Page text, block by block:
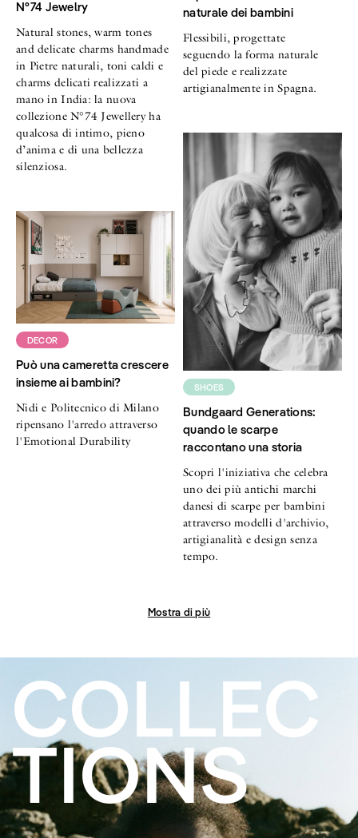
N°74 Jewelry
Natural stones, warm tones
and delicate charms handmade
in Pietre naturali, toni caldi e
charms delicati realizzati a
mano in India: la nuova
collezione N°74 Jewellery ha
qualcosa di intimo, pieno
d’anima e di una bellezza
silenziosa.
naturale dei bambini
Flessibili, progettate
seguendo la forma naturale
del piede e realizzate
artigianalmente in Spagna.
DECOR
Può una cameretta crescere
insieme ai bambini?
Nidi e Politecnico di Milano
ripensano l'arredo attraverso
l'Emotional Durability
SHOES
Bundgaard Generations:
quando le scarpe
raccontano una storia
Scopri l'iniziativa che celebra
uno dei più antichi marchi
danesi di scarpe per bambini
attraverso modelli d'archivio,
artigianalità e design senza
tempo.
Mostra di più
COLLEC
TIONS